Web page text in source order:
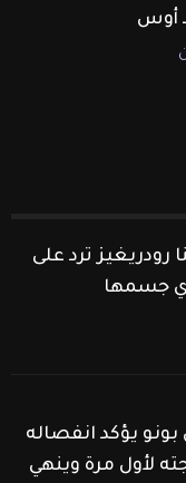
أوس
رودريغيز ترد على
جسمها
يؤكد انفصاله
لأول مرة وينهي